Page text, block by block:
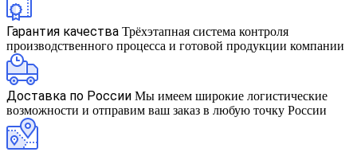
Гарантия качества Трёхэтапная система контроля
производственного процесса и готовой продукции компании
Доставка по России Мы имеем широкие логистические
возможности и отправим ваш заказ в любую точку России